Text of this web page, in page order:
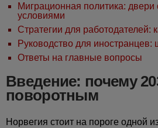
Миграционная политика: двери
условиями
Стратегии для работодателей:
Руководство для иностранцев:
Ответы на главные вопросы
Введение: почему
поворотным
Норвегия стоит на пороге одной